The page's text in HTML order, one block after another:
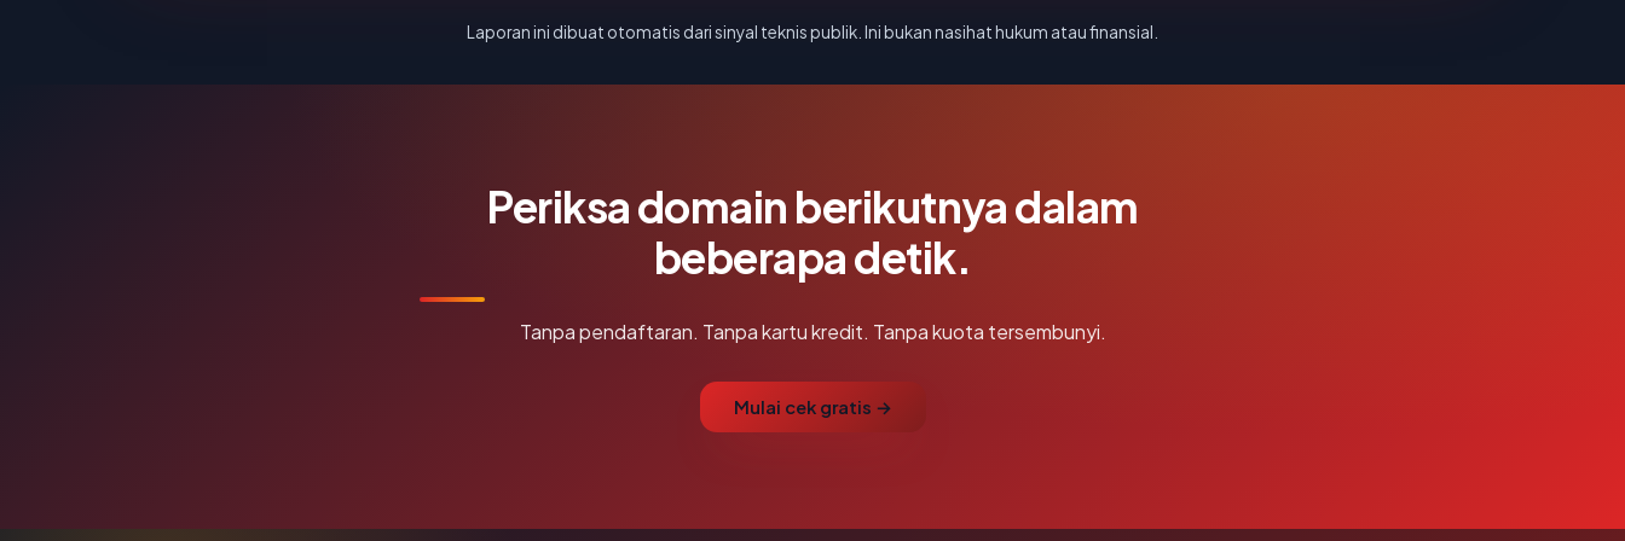
Laporan ini dibuat otomatis dari sinyal teknis publik. Ini bukan nasihat hukum atau finansial.
Periksa domain berikutnya dalam
beberapa detik.
Tanpa pendaftaran. Tanpa kartu kredit. Tanpa kuota tersembunyi.
Mulai cek gratis →